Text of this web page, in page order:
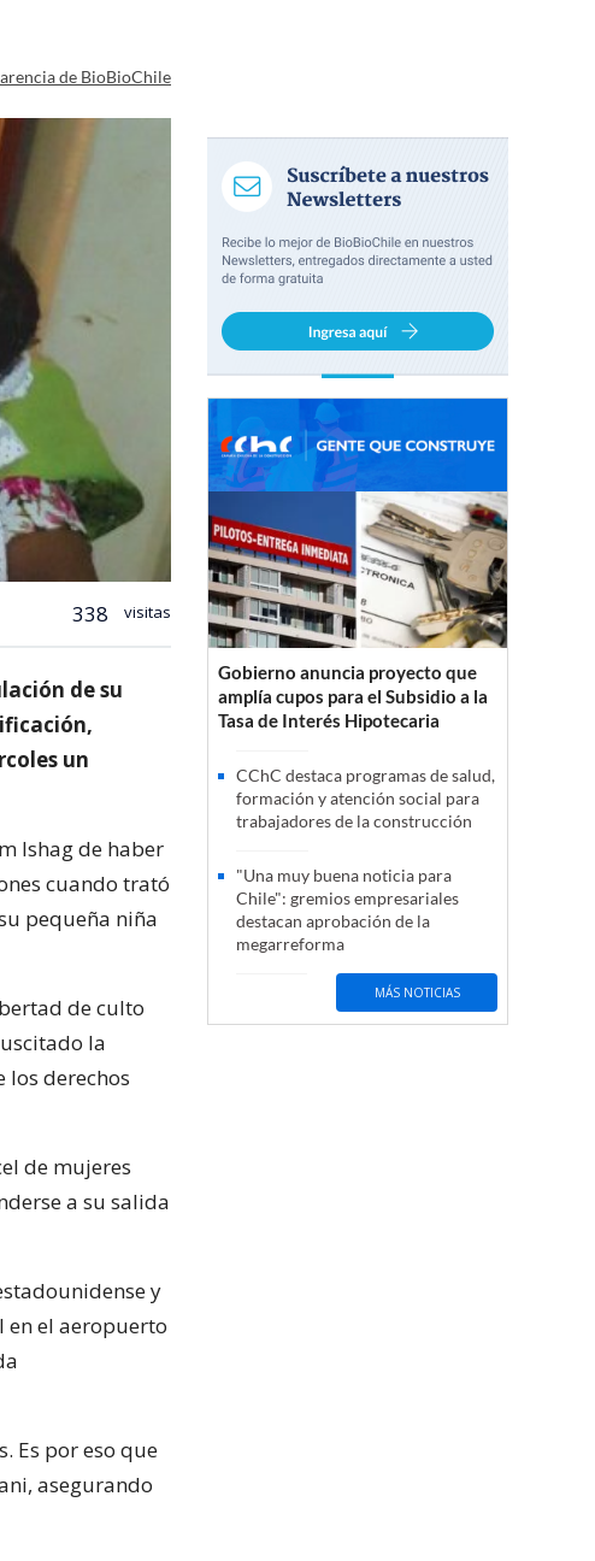
de BioBioChile
338 visitas
de su
un
Ishag de haber
cuando trató
pequeña niña
de culto
la
los derechos
de mujeres
a su salida
y
en el aeropuerto
Es por eso que
asegurando
Gobierno anuncia proyecto que
amplía cupos para el Subsidio a la
Tasa de Interés Hipotecaria
CChC destaca programas de salud,
formación y atención social para
trabajadores de la construcción
"Una muy buena noticia para
Chile": gremios empresariales
destacan aprobación de la
megarreforma
MÁS NOTICIAS